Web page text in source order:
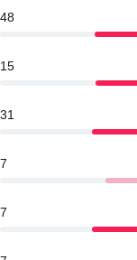
48
15
31
7
7